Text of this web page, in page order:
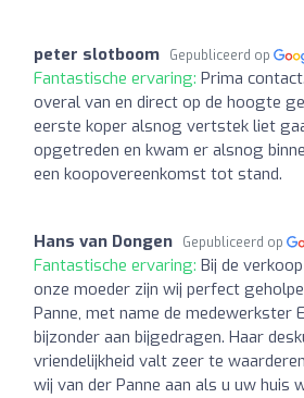
peter slotboom Gepubliceerd op
Fantastische ervaring: Prima
overal van en direct op de hoogte
eerste koper alsnog vertstek liet
opgetreden en kwam er alsnog
een koopovereenkomst tot stand.
Hans van Dongen Gepubliceerd op
Fantastische ervaring: Bij de
onze moeder zijn wij perfect
Panne, met name de medewerkster
bijzonder aan bijgedragen. Haar
vriendelijkheid valt zeer te
wij van der Panne aan als u uw huis